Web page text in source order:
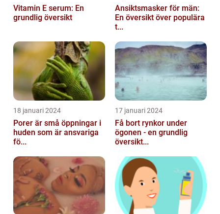
Vitamin E serum: En
grundlig översikt
Ansiktsmasker för män:
En översikt över populära
t...
18 januari 2024
Porer är små öppningar i
huden som är ansvariga
fö...
17 januari 2024
Få bort rynkor under
ögonen - en grundlig
översikt...